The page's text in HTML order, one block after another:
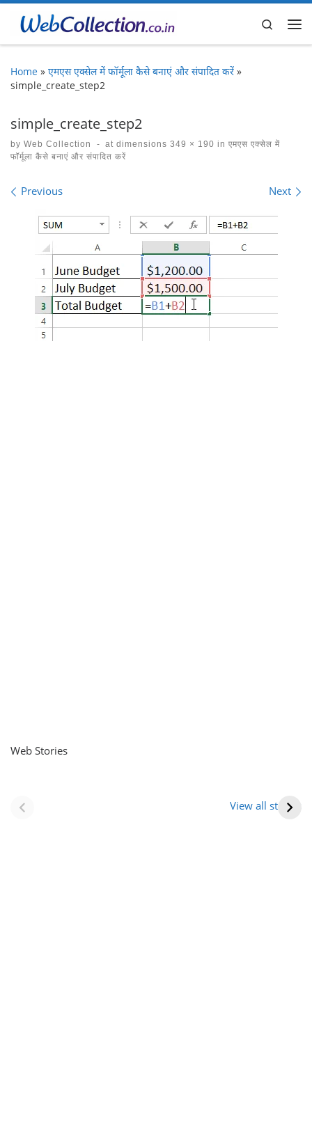
Skip to content
Search
Home » एमएस एक्सेल में फॉर्मूला कैसे बनाएं और संपादित करें »
simple_create_step2
simple_create_step2
by Web Collection - at dimensions 349 × 190 in एमएस एक्सेल में
फॉर्मूला कैसे बनाएं और संपादित करें
Images navigation
Previous Next
Web Stories
View all stories
(राजस्थान) |
आभूषण (women’s